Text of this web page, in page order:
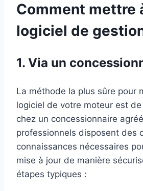
Comment mettre
logiciel de
1. Via un
La méthode la plus sûre pour
logiciel de votre moteur est
chez un concessionnaire
professionnels disposent des
connaissances nécessaires
mise à jour de manière
étapes typiques :